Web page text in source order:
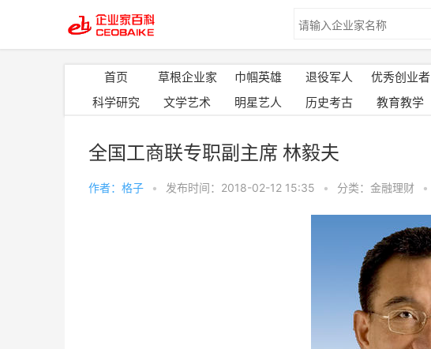
首页 草根企业家 巾帼英雄 退役军人 优秀创业者
科学研究
文学艺术 明星艺人 历史考古 教育教学
全国工商联专职副主席 林毅夫
作者：格子 • 发布时间：2018-02-12 15:35 • 分类：金融理财 •